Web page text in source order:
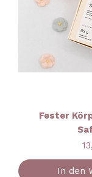
Fester
In den